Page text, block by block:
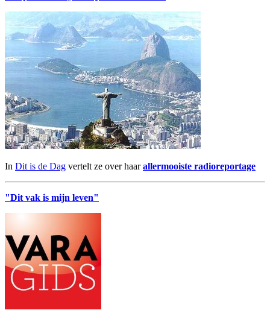
In Dit is de Dag vertelt ze over haarallermooiste radioreportage
"Dit vak is mijn leven"